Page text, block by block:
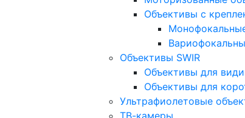
Объективы с
Объективы SWIR
Объективы для
Объективы для
Ультрафиолетовые
ТВ-камеры